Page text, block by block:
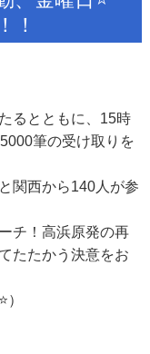
！
るとともに、15時
筆の受け取りを
関西から140人が参
チ！高浜原発の再
たたかう決意をお